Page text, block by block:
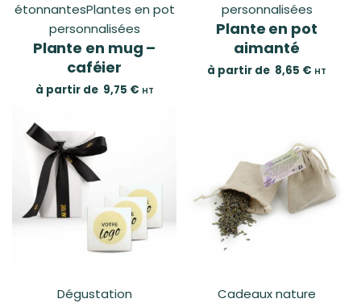
étonnantesPlantes en pot
personnalisées
Plante en mug –
caféier
à partir de 9,75 € HT
personnalisées
Plante en pot
aimanté
à partir de 8,65 € HT
Dégustation Cadeaux nature